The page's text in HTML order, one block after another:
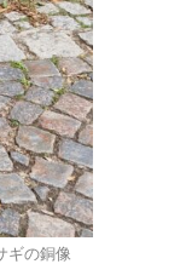
ギの銅像